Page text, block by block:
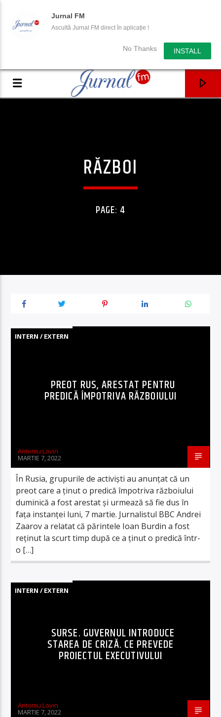
Jurnal FM
Ascultă Jurnal FM direct în aplicație !
No Thanks INSTALL
RĂZBOI
PAGE: 4
INTERN / EXTERN
PREOT RUS, ARESTAT PENTRU
PREDICĂ ÎMPOTRIVA RĂZBOIULUI
Antoniu Lovin
MARTIE 7, 2022
În Rusia, grupurile de activiști au anunțat că un
preot care a ținut o predică împotriva războiului
duminică a fost arestat și urmează să fie dus în
fața instanței luni, 7 martie. Jurnalistul BBC Andrei
Zaarov a relatat că părintele Ioan Burdin a fost
reținut la scurt timp după ce a ținut o predică într-
o […]
INTERN / EXTERN
SURSE. GUVERNUL INTRODUCE
STAREA DE CRIZĂ. CE PREVEDE
PROIECTUL EXECUTIVULUI
Antoniu Lovin
MARTIE 7, 2022